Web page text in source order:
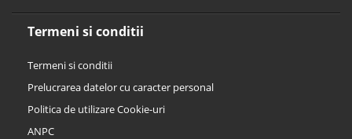
Termeni si conditii
Termeni si conditii
Prelucrarea datelor cu caracter personal
Politica de utilizare Cookie-uri
ANPC